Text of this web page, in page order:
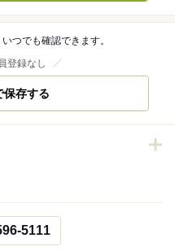
つでも確認できます。
登録なし
保存する
5111